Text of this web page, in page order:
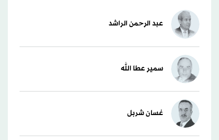
عبد الرحمن الراشد
سمير عطا الله
غسان شربل